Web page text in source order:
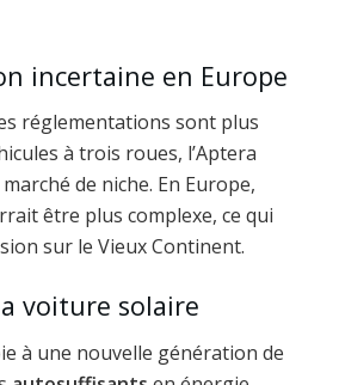
incertaine en Europe
réglementations sont plus
à trois roues, l’Aptera
de niche. En Europe,
être plus complexe, ce qui
sur le Vieux Continent.
voiture solaire
à une nouvelle génération de